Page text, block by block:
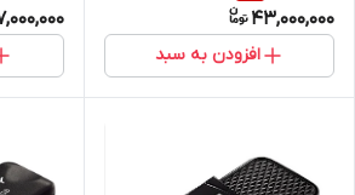
43,000,000
افزودن به سبد